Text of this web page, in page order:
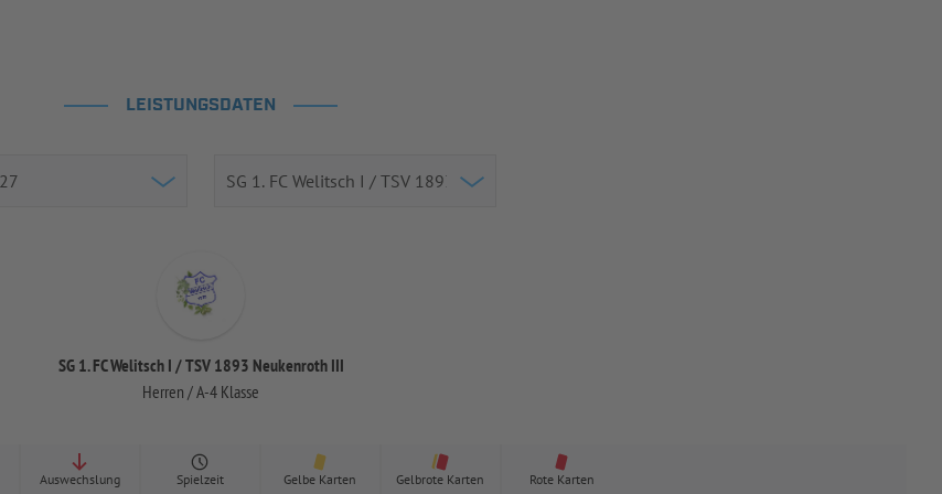
LEISTUNGSDATEN
SG 1. FC Welitsch I / TSV 1893 Neukenroth III
Herren / A-4 Klasse
Auswechslung Spielzeit Gelbe Karten Gelbrote Karten Rote Karten